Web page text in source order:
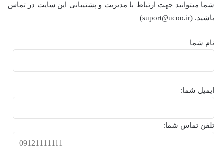
شما میتوانید جهت ارتباط با مدیریت و پشتیبانی این سایت در تماس
باشید. (suport@ucoo.ir)
نام شما
ایمیل شما:
تلفن تماس شما: